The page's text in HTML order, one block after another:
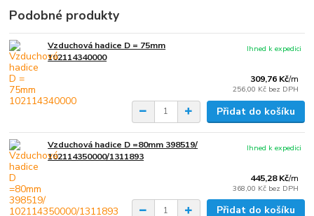
Podobné produkty
Vzduchová hadice D = 75mm
102114340000
309,76 Kč/m
256,00 Kč bez DPH
Ihned k expedici
Přidat do košíku
Vzduchová hadice D =80mm 398519/
102114350000/1311893
445,28 Kč/m
368,00 Kč bez DPH
Ihned k expedici
Přidat do košíku